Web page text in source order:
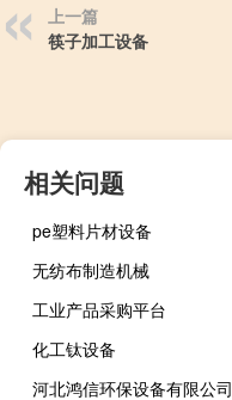
上一篇
筷子加工设备
相关问题
pe塑料片材设备
无纺布制造机械
工业产品采购平台
化工钛设备
河北鸿信环保设备有限公司